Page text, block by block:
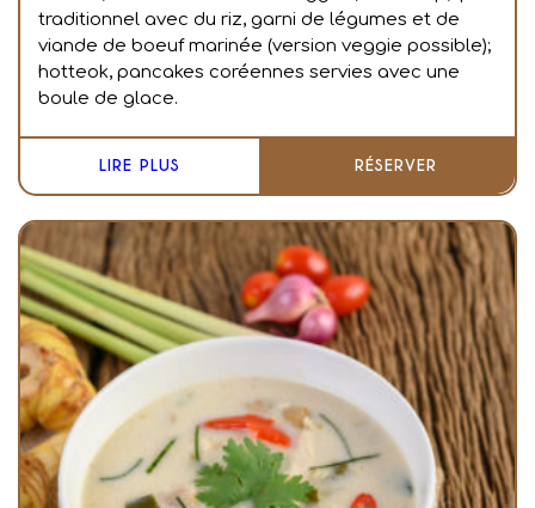
traditionnel avec du riz, garni de légumes et de
viande de boeuf marinée (version veggie possible);
hotteok, pancakes coréennes servies avec une
boule de glace.
LIRE PLUS RÉSERVER